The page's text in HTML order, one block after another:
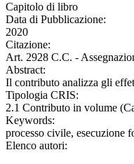
Capitolo di libro
Data di Pubblicazione:
2020
Citazione:
Art. 2928 C.C. -
Abstract:
Il contributo analizza gli
Tipologia CRIS:
2.1 Contributo in volume
Keywords:
processo civile, esecuzione
Elenco autori: